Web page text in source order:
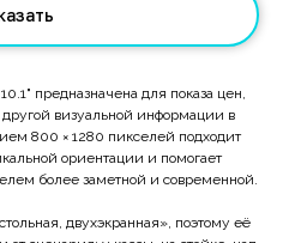
предназначена для показа цен,
визуальной информации в
800 × 1280 пикселей подходит
ориентации и помогает
более заметной и современной.
двухэкранная», поэтому её